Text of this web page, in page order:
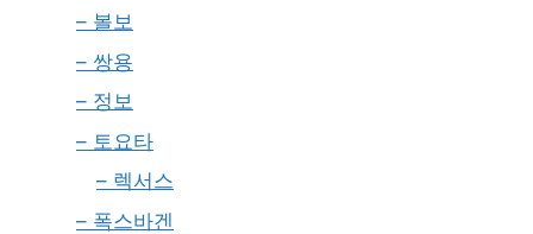
– 볼보
– 쌍용
– 정보
– 토요타
– 렉서스
– 폭스바겐